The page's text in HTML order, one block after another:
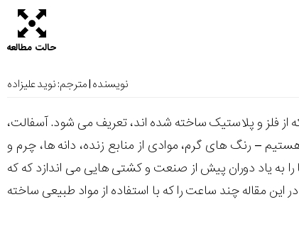
حالت مطالعه
نویسنده | مترجم:نوید علیزاده
فلز و پلاستیک ساخته شده اند، تعریف می شود. آسفالت،
– رنگ های گرم، موادی از منابع زنده، دانه ها، چرم و
به یاد دوران پیش از صنعت و کشتی هایی می اندازد که که
مقاله چند ساعت را که با استفاده از مواد طبیعی ساخته